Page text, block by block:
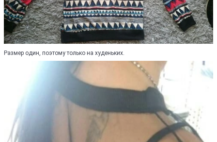
Размер один, поэтому только на худеньких.